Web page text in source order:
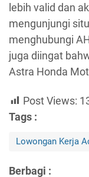
lebih valid dan
mengunjungi
menghubungi
juga diingat
Astra Honda
Post Views:
Tags :
Lowongan Kerja
Berbagi :